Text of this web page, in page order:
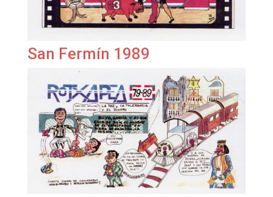
San Fermín 1989